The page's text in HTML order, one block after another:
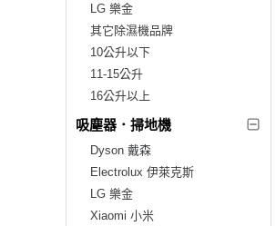
LG 樂金
其它除濕機品牌
10公升以下
11-15公升
16公升以上
吸塵器．掃地機
Dyson 戴森
Electrolux 伊萊克斯
LG 樂金
Xiaomi 小米